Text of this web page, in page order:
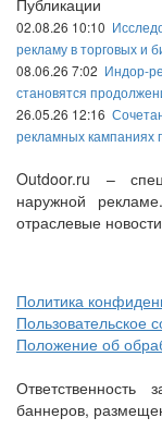
Публикации
02.08.26 10:10
рекламу в торговых и
08.06.26 7:02 Индор-
становятся
26.05.26 12:16
рекламных кампаниях
Outdoor.ru –
наружной
отраслевые
Политика
Пользовательское
Положение об
баннеров,